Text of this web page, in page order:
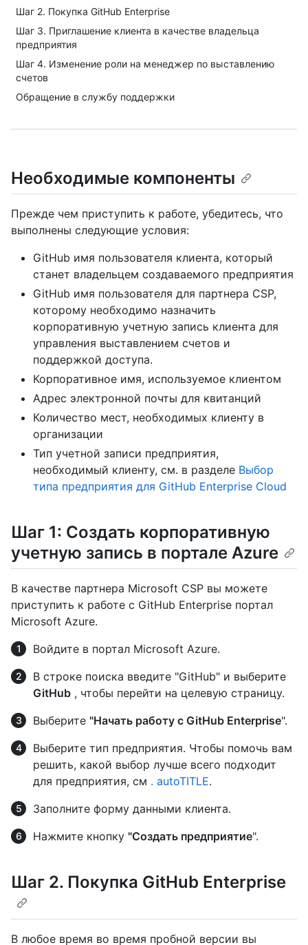
Шаг 2. Покупка GitHub Enterprise
Шаг 3. Приглашение клиента в качестве владельца
предприятия
Шаг 4. Изменение роли на менеджер по выставлению
счетов
Обращение в службу поддержки
Необходимые компоненты
Прежде чем приступить к работе, убедитесь, что
выполнены следующие условия:
GitHub имя пользователя клиента, который
станет владельцем создаваемого предприятия
GitHub имя пользователя для партнера CSP,
которому необходимо назначить
корпоративную учетную запись клиента для
управления выставлением счетов и
поддержкой доступа.
Корпоративное имя, используемое клиентом
Адрес электронной почты для квитанций
Количество мест, необходимых клиенту в
организации
Тип учетной записи предприятия,
необходимый клиенту, см. в разделе Выбор
типа предприятия для GitHub Enterprise Cloud
Шаг 1: Создать корпоративную
учетную запись в портале Azure
В качестве партнера Microsoft CSP вы можете
приступить к работе с GitHub Enterprise портал
Microsoft Azure.
Войдите в портал Microsoft Azure.
В строке поиска введите "GitHub" и выберите
GitHub , чтобы перейти на целевую страницу.
Выберите "Начать работу с GitHub Enterprise".
Выберите тип предприятия. Чтобы помочь вам
решить, какой выбор лучше всего подходит
для предприятия, см . autoTITLE.
Заполните форму данными клиента.
Нажмите кнопку "Создать предприятие".
Шаг 2. Покупка GitHub Enterprise
В любое время во время пробной версии вы